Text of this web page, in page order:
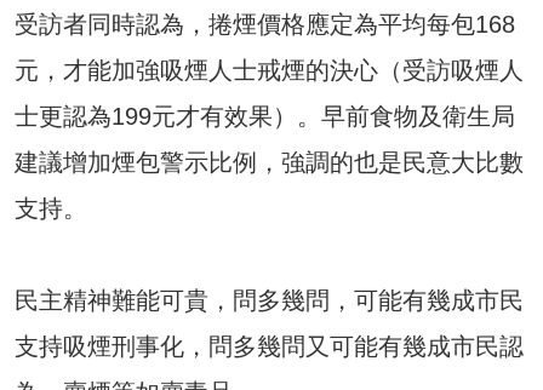
受訪者同時認為，捲煙價格應定為平均每包168
元，才能加強吸煙人士戒煙的決心（受訪吸煙人
士更認為199元才有效果）。早前食物及衛生局
建議增加煙包警示比例，強調的也是民意大比數
支持。
民主精神難能可貴，問多幾問，可能有幾成市民
支持吸煙刑事化，問多幾問又可能有幾成市民認